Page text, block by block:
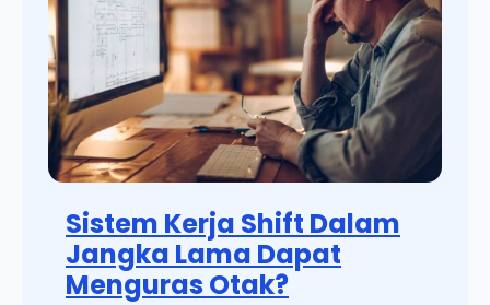
Sistem Kerja Shift Dalam
Jangka Lama Dapat
Menguras Otak?